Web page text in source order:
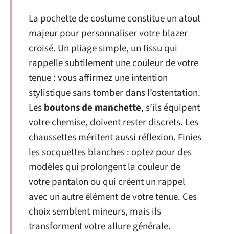
La pochette de costume constitue un atout
majeur pour personnaliser votre blazer
croisé. Un pliage simple, un tissu qui
rappelle subtilement une couleur de votre
tenue : vous affirmez une intention
stylistique sans tomber dans l’ostentation.
Lesboutons de manchette, s’ils équipent
votre chemise, doivent rester discrets. Les
chaussettes méritent aussi réflexion. Finies
les socquettes blanches : optez pour des
modèles qui prolongent la couleur de
votre pantalon ou qui créent un rappel
avec un autre élément de votre tenue. Ces
choix semblent mineurs, mais ils
transforment votre allure générale.